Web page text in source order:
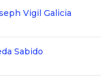
Vigil Galicia
Sabido